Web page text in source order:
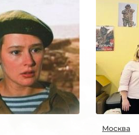
Москва